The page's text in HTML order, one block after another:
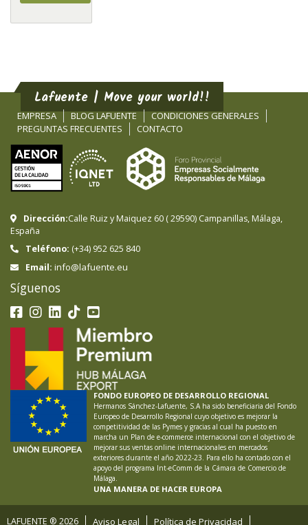
Lafuente | Move your world!!
EMPRESA BLOG LAFUENTE
CONDICIONES GENERALES
PREGUNTAS FRECUENTES
CONTACTO
Dirección:Calle Ruiz y Maiquez 60 (29590) Campanillas, Málaga,
España
Teléfono: (+34) 952 625 840
Email: info@lafuente.eu
Síguenos
FONDO EUROPEO DE DESARROLLO REGIONAL
Hermanos Sánchez-Lafuente, S.A ha sido beneficiaria del Fondo
Europeo de Desarrollo Regional cuyo objetivo es mejorar la
competitividad de las Pymes y gracias al cual ha puesto en
marcha un Plan de e-commerce internacional con el objetivo de
mejorar sus ventas online internacionales en mercados
exteriores durante el año 2022-23. Para ello ha contado con el
apoyo del programa Int-eComm de la Cámara de Comercio de
Málaga.
UNA MANERA DE HACER EUROPA
LAFUENTE ® 2026 Aviso Legal Política de Privacidad